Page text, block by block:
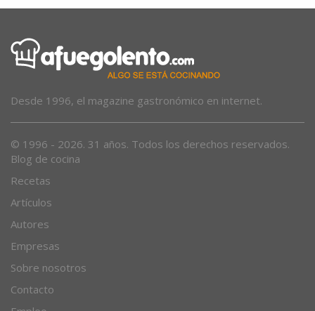
Desde 1996, el magazine gastronómico en internet.
© 1996 - 2026. 31 años. Todos los derechos reservados.
Blog de cocina
Recetas
Artículos
Autores
Empresas
Sobre nosotros
Contacto